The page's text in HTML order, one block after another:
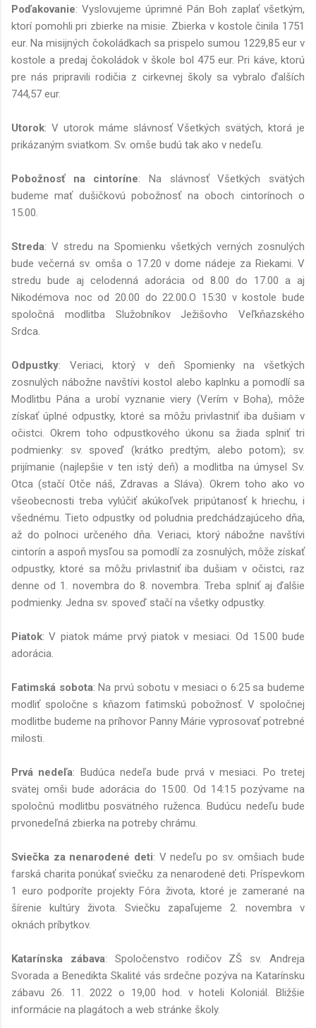
Poďakovanie: Vyslovujeme úprimné Pán Boh zaplať všetkým,
ktorí pomohli pri zbierke na misie. Zbierka v kostole činila 1751
eur. Na misijných čokoládkach sa prispelo sumou 1229,85 eur v
kostole a predaj čokoládok v škole bol 475 eur. Pri káve, ktorú
pre nás pripravili rodičia z cirkevnej školy sa vybralo ďalších
744,57 eur.
Utorok: V utorok máme slávnosť Všetkých svätých, ktorá je
prikázaným sviatkom. Sv. omše budú tak ako v nedeľu.
Pobožnosť na cintoríne: Na slávnosť Všetkých svätých
budeme mať dušičkovú pobožnosť na oboch cintorínoch o
15.00.
Streda: V stredu na Spomienku všetkých verných zosnulých
bude večerná sv. omša o 17.20 v dome nádeje za Riekami. V
stredu bude aj celodenná adorácia od 8.00 do 17.00 a aj
Nikodémova noc od 20.00 do 22.00.O 15:30 v kostole bude
spoločná modlitba Služobníkov Ježišovho Veľkňazského
Srdca.
Odpustky: Veriaci, ktorý v deň Spomienky na všetkých
zosnulých nábožne navštívi kostol alebo kaplnku a pomodlí sa
Modlitbu Pána a urobí vyznanie viery (Verím v Boha), môže
získať úplné odpustky, ktoré sa môžu privlastniť iba dušiam v
očistci. Okrem toho odpustkového úkonu sa žiada splniť tri
podmienky: sv. spoveď (krátko predtým, alebo potom); sv.
prijímanie (najlepšie v ten istý deň) a modlitba na úmysel Sv.
Otca (stačí Otče náš, Zdravas a Sláva). Okrem toho ako vo
všeobecnosti treba vylúčiť akúkoľvek pripútanosť k hriechu, i
všednému. Tieto odpustky od poludnia predchádzajúceho dňa,
až do polnoci určeného dňa. Veriaci, ktorý nábožne navštívi
cintorín a aspoň mysľou sa pomodlí za zosnulých, môže získať
odpustky, ktoré sa môžu privlastniť iba dušiam v očistci, raz
denne od 1. novembra do 8. novembra. Treba splniť aj ďalšie
podmienky. Jedna sv. spoveď stačí na všetky odpustky.
Piatok: V piatok máme prvý piatok v mesiaci. Od 15.00 bude
adorácia.
Fatimská sobota: Na prvú sobotu v mesiaci o 6:25 sa budeme
modliť spoločne s kňazom fatimskú pobožnosť. V spoločnej
modlitbe budeme na príhovor Panny Márie vyprosovať potrebné
milosti.
Prvá nedeľa: Budúca nedeľa bude prvá v mesiaci. Po tretej
svätej omši bude adorácia do 15:00. Od 14:15 pozývame na
spoločnú modlitbu posvätného ruženca. Budúcu nedeľu bude
prvonedeľná zbierka na potreby chrámu.
Sviečka za nenarodené deti: V nedeľu po sv. omšiach bude
farská charita ponúkať sviečku za nenarodené deti. Príspevkom
1 euro podporíte projekty Fóra života, ktoré je zamerané na
šírenie kultúry života. Sviečku zapaľujeme 2. novembra v
oknách príbytkov.
Katarínska zábava: Spoločenstvo rodičov ZŠ sv. Andreja
Svorada a Benedikta Skalité vás srdečne pozýva na Katarínsku
zábavu 26. 11. 2022 o 19,00 hod. v hoteli Koloniál. Bližšie
informácie na plagátoch a web stránke školy.